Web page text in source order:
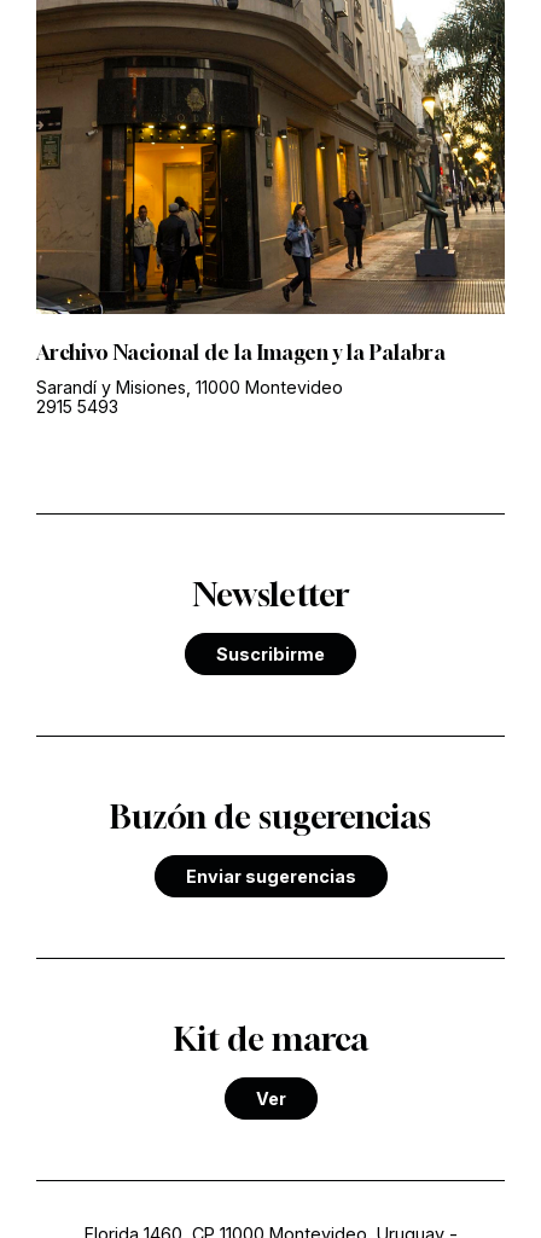
Archivo Nacional de la Imagen y la Palabra
Sarandí y Misiones, 11000 Montevideo
2915 5493
Newsletter
Suscribirme
Buzón de sugerencias
Enviar sugerencias
Kit de marca
Ver
Florida 1460, CP 11000 Montevideo, Uruguay-